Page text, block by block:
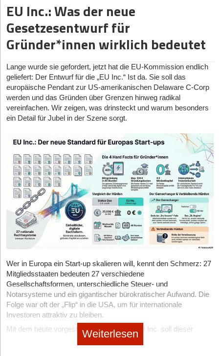
Kleinunternehmer*in geführt werdenmöchten. Sobald Sie die
kümmern, dass im Folgejahr die Regelbesteuerung gilt. Das
Finanzamt wird sie unter Umständen darauf hinweisen, erfährt
aber erst von ihren Umsätzen, wenn sie die Steuererklärung
Überprüfen Sie deswegen immer am Ende des Jahres, ob Ihr
Umsatz unter 22.000 Euro liegt. Für den Wechsel zur
Regelbesteuerung ist rechtzeitig eine Umsatzsteuer-
Identifikationsnummer zu beantragen. Das können Sie beim
Bundeszentralamt für Steuerntun. Dieses erteilt Ihnen dann eine
den innereuropäischen Verkehr von Waren und Dienstleistungen
EU Inc.: Was der neue
Gesetzesentwurf für
Gründer*innen wirklich bedeutet
Lange wurde sie gefordert, jetzt hat die EU-Kommission endlich
geliefert: Der Entwurf für die „EU Inc.“ Ist da. Sie soll das
europäische Pendant zur US-amerikanischen Delaware C-Corp
werden und das Gründen über Grenzen hinweg radikal
vereinfachen. Wir zeigen, was drinsteckt und warum besonders
ein Detail für Jubel in der Szene sorgt.
Wer in Europa ein Start-up skalieren will, kennt den Schmerz: 27
Mitgliedsstaaten bedeuten 27 verschiedene
Gesellschaftsformen, unterschiedliche Steuer- und
Notarsysteme und ein gigantischer bürokratischer Aufwand. Die
Folge war oft der „Flip“ in die USA, um für internationale
Investoren attraktiv zu bleiben.
Mit dem heute vorgestellten Entwurf zur EU Inc. soll dieser
Flickenteppich der Vergangenheit angehören. Verena Pausder,
Weiterlesen